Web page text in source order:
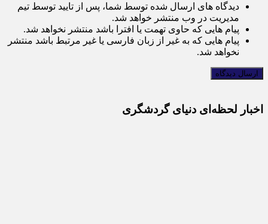
دیدگاه های ارسال شده توسط شما، پس از تایید توسط تیم
مدیریت در وب منتشر خواهد شد.
پیام هایی که حاوی تهمت یا افترا باشد منتشر نخواهد شد.
پیام هایی که به غیر از زبان فارسی یا غیر مرتبط باشد منتشر
نخواهد شد.
اخبار لحظه‌ای دنیای گردشگری